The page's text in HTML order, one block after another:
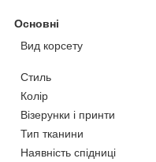
Основні
Вид корсету
Стиль
Колір
Візерунки і принти
Тип тканини
Наявність спідниці